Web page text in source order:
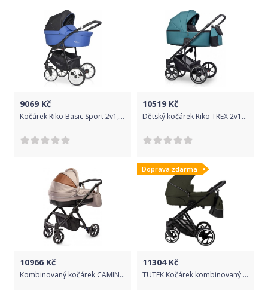
9069 Kč
Kočárek Riko Basic Sport 2v1, 2020 - racing blue
10519 Kč
Dětský kočárek Riko TREX 2v1- Lagoon 2022
10966 Kč
Kombinovaný kočárek CAMINI Yuna 2v1 2019 beige, Béžová
Doprava zdarma
11304Kč
TUTEK Kočárek kombinovaný Diamos Pro 2v1 Green